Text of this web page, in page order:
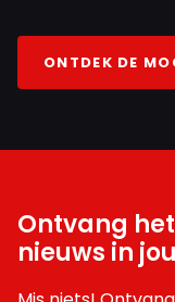
ONTDEK DE
Ontvang
nieuws in